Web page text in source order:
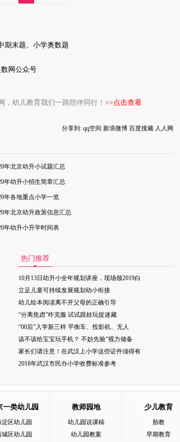
期末题、小学奥数题
网公众号
幼儿教育我们一路陪伴同行！ >>点击查看
分享到: qq空间 新浪微博 百度搜藏 人人网
年北京幼升小试题汇总
年幼升小招生简章汇总
年各地重点小学一览
年北京幼升政策信息汇总
年幼升小升学时间表
热门推荐
10月13日幼升小全年规划讲座，现场领2019白
立足儿童可持续发展规划幼小衔接
幼儿绘本阅读离不开父母的正确引导
“分离焦虑”咋克服 试试跟娃玩捉迷藏
“00后”入学新三样 平衡车、投影机、无人
该不该给宝宝玩手机？ 不妨先验“视力储备
家长们请注意！在武汉上小学这些证件须得有
2018年武汉市民办小学收费标准参考
一类幼儿园
淀区幼儿园
城区幼儿园
教师园地
幼儿园说课稿
幼儿园教案
少儿教育
胎教
早期教育